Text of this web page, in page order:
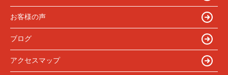
お客様の声
ブログ
アクセスマップ